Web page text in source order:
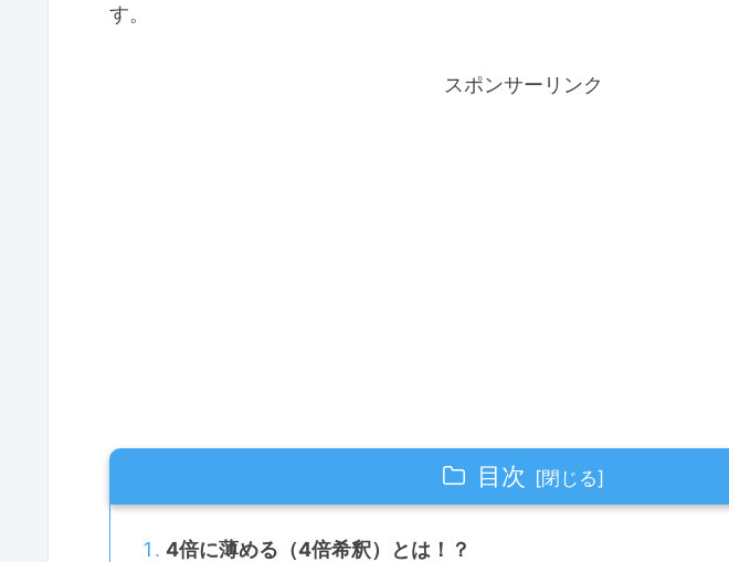
す。
スポンサーリンク
目次
4倍に薄める（4倍希釈）とは！？